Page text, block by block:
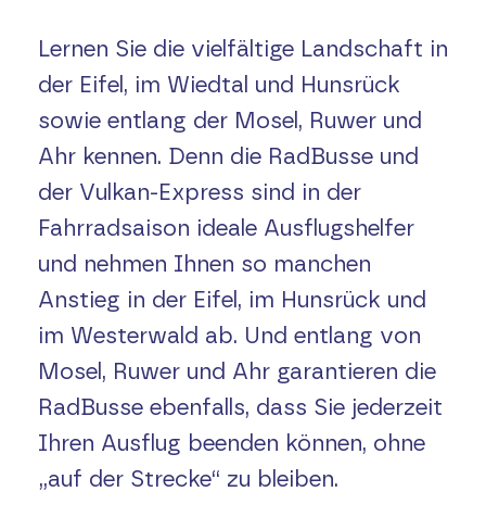
Lernen Sie die vielfältige Landschaft in
der Eifel, im Wiedtal und Hunsrück
sowie entlang der Mosel, Ruwer und
Ahr kennen. Denn die RadBusse und
der Vulkan-Express sind in der
Fahrradsaison ideale Ausflugshelfer
und nehmen Ihnen so manchen
Anstieg in der Eifel, im Hunsrück und
im Westerwald ab. Und entlang von
Mosel, Ruwer und Ahr garantieren die
RadBusse ebenfalls, dass Sie jederzeit
Ihren Ausflug beenden können, ohne
„auf der Strecke“ zu bleiben.